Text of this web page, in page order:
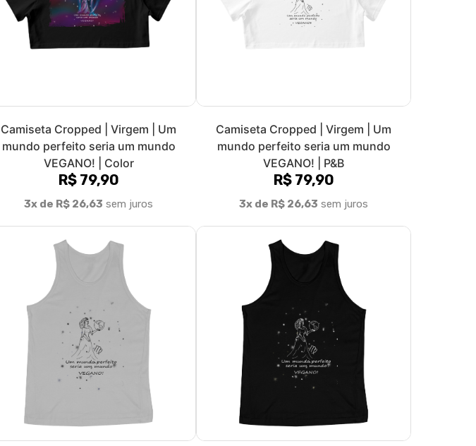
Regata Masculina | Virgem | Um
mundo perfeito seria um mundo
Regata Masculina | Virgem | Um
mundo perfeito seria um mundo
» >|
Formas de pagamento